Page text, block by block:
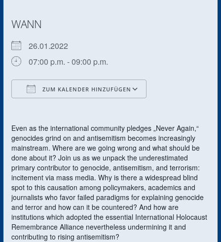
WANN
26.01.2022
07:00 p.m. - 09:00 p.m.
ZUM KALENDER HINZUFÜGEN
Even as the international community pledges „Never Again,“
genocides grind on and antisemitism becomes increasingly
mainstream. Where are we going wrong and what should be
done about it? Join us as we unpack the underestimated
primary contributor to genocide, antisemitism, and terrorism:
incitement via mass media. Why is there a widespread blind
spot to this causation among policymakers, academics and
journalists who favor failed paradigms for explaining genocide
and terror and how can it be countered? And how are
institutions which adopted the essential International Holocaust
Remembrance Alliance nevertheless undermining it and
contributing to rising antisemitism?